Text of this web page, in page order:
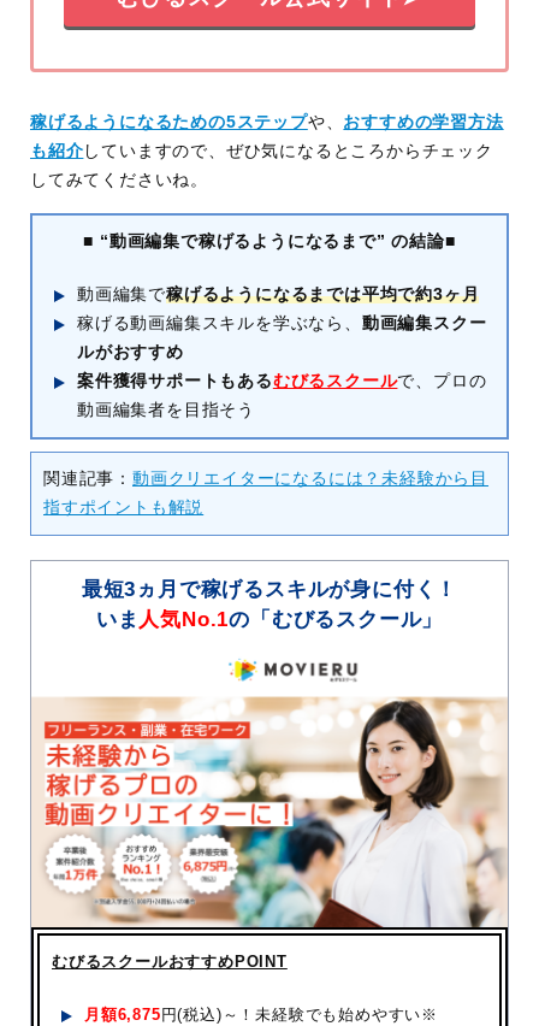
稼げるようになるための5ステップや、 おすすめの学習方法
も紹介 していますので、ぜひ気になるところからチェック
してみてくださいね。
■ “動画編集で稼げるようになるまで”の結論■
動画編集で稼げるようになるまでは平均で約3ヶ月
稼げる動画編集スキルを学ぶなら、 動画編集スクー
ルがおすすめ
案件獲得サポートもあるむびるスクールで、プロの
動画編集者を目指そう
関連記事： 動画クリエイターになるには？未経験から目
指すポイントも解説
最短3ヵ月で稼げるスキルが身に付く！
いま 人気No.1の「むびるスクール」
むびるスクールおすすめPOINT
月額6,875 円(税込)～！未経験でも始めやすい※